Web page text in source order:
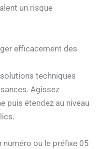
un risque
efficacement des
techniques
Agissez
puis étendez au niveau
numéro ou le préfixe 05